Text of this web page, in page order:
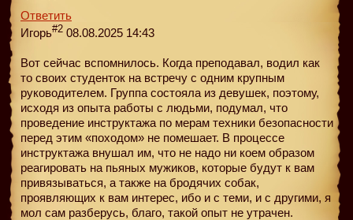
Ответить
Игорь#2 08.08.2025 14:43
Вот сейчас вспомнилось. Когда преподавал, водил как
то своих студенток на встречу с одним крупным
руководителем. Группа состояла из девушек, поэтому,
исходя из опыта работы с людьми, подумал, что
проведение инструктажа по мерам техники безопасности
перед этим «походом» не помешает. В процессе
инструктажа внушал им, что не надо ни коем образом
реагировать на пьяных мужиков, которые будут к вам
привязываться, а также на бродячих собак,
проявляющих к вам интерес, ибо и с теми, и с другими, я
мол сам разберусь, благо, такой опыт не утрачен.